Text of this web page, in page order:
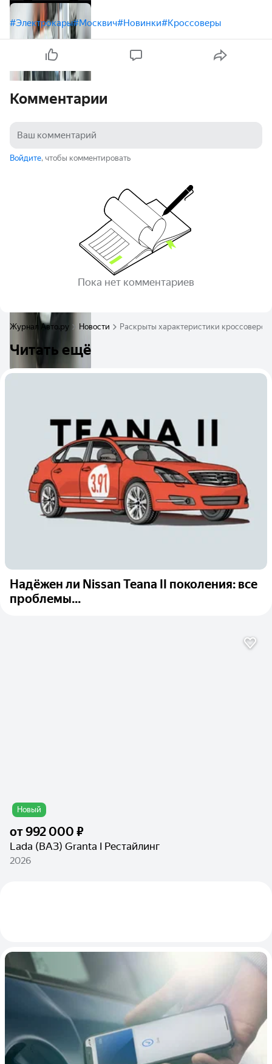
#Электрокары#Москвич#Новинки#Кроссоверы
Комментарии
Войдите, чтобы комментировать
Пока нет комментариев
Журнал Авто.ру Новости Раскрыты характеристики
Читать ещё
Надёжен ли Nissan Teana II поколения: все
проблемы...
Новый
от992 000 ₽
Lada (ВАЗ) Granta I Рестайлинг
2026